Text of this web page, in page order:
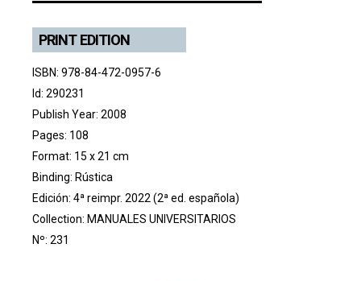
PRINT EDITION
ISBN: 978-84-472-0957-6
Id: 290231
Publish Year: 2008
Pages: 108
Format: 15 x 21 cm
Binding: Rústica
Edición: 4ª reimpr. 2022 (2ª ed. española)
Collection: MANUALES UNIVERSITARIOS
Nº: 231